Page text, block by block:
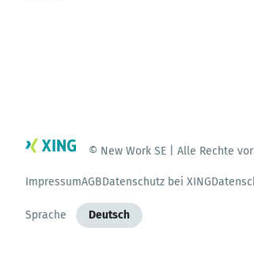
© New Work SE | Alle Rechte
ImpressumAGBDatenschutz bei XING
Sprache Deutsch